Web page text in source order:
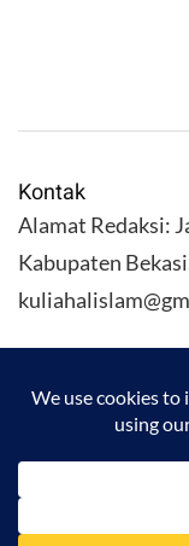
Kontak
Alamat Redaksi:
Kabupaten